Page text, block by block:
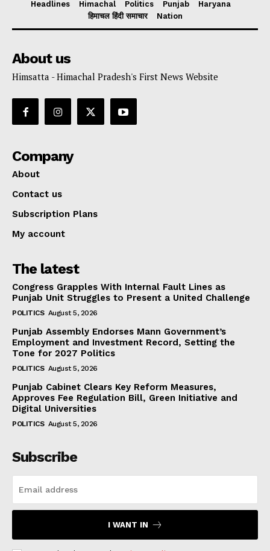
Headlines Himachal Politics Punjab
Haryana
हिमाचल हिंदी समाचार
Nation
About us
Himsatta - Himachal Pradesh's First News Website
Company
About
Contact us
Subscription Plans
My account
The latest
Congress Grapples With Internal Fault Lines as
Punjab Unit Struggles to Present a United Challenge
POLITICS August 5, 2026
Punjab Assembly Endorses Mann Government’s
Employment and Investment Record, Setting the
Tone for 2027 Politics
POLITICS August 5, 2026
Punjab Cabinet Clears Key Reform Measures,
Approves Fee Regulation Bill, Green Initiative and
Digital Universities
POLITICS August 5, 2026
Subscribe
I WANT IN